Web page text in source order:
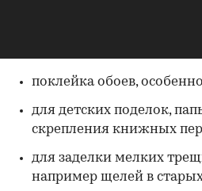
поклейка обоев,
для детских поделок,
скрепления книжных
для заделки мелких
например щелей в